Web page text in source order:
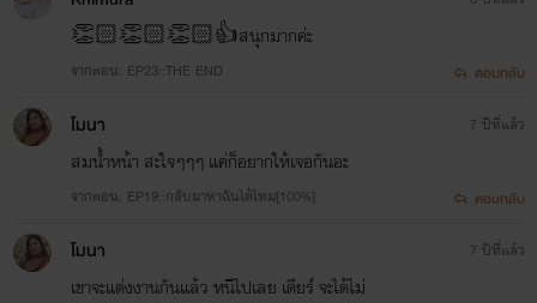
👏🏻👏🏻👏🏻👍สนุกมากค่ะ
จากตอน: EP23::THE END ตอบกลับ
โมนา
สมน้ำหน้า สะใจๆๆๆ แค่ก็อยากให้เจอกันอะ
จากตอน: EP19::กลับมาหาฉันได้ไหม[100%]
7 ปีที่แล้ว
ตอบกลับ
โมนา
เขาจะแต่งงานกันแล้ว หนีไปเลย เดียร์ จะได้ไม่
7 ปีที่แล้ว